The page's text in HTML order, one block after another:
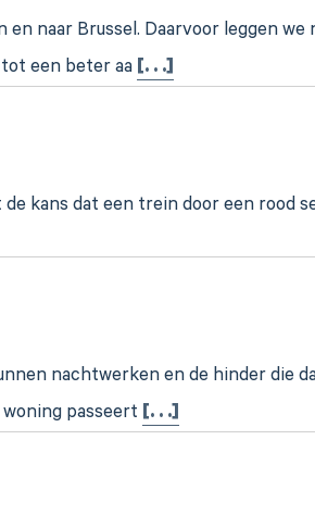
naar Brussel. Daarvoor leggen we
een beter aa [. . .]
kans dat een trein door een rood
nachtwerken en de hinder die
passeert [. . .]